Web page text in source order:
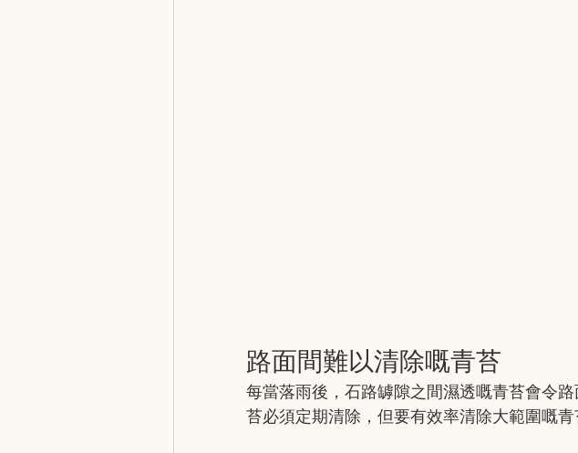
路面間難以清除嘅青苔
每當落雨後，石路罅隙之間濕透嘅青苔會令
苔必須定期清除，但要有效率清除大範圍嘅